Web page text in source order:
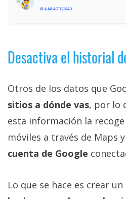
Desactiva el historial
Otros de los datos que
sitios a dónde vas, por lo
esta información la
móviles a través de Maps
cuenta de Google
Lo que se hace es crear un